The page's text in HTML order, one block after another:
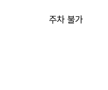
주차 불가